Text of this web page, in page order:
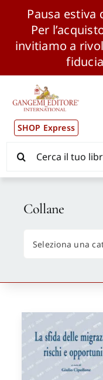
Pausa estiva
Per
invitiamo a
contenuto
SHOP Express
Pubblicazioni
News ed Eventi
Distribuzione
CONSIP / MEPA /
Autori
Proposte di
per:
Collane
Seleziona una